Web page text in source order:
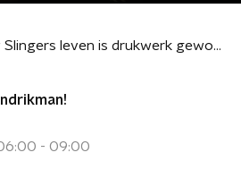
Harry Slingers leven is drukwerk geworden
- 09:00